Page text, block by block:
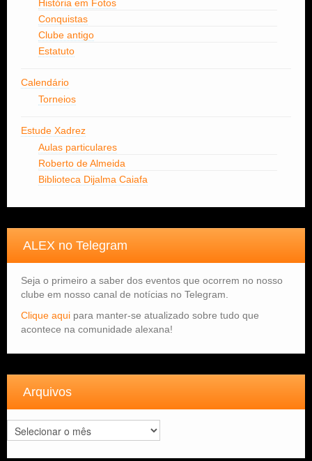
História em Fotos
Conquistas
Clube antigo
Estatuto
Calendário
Torneios
Estude Xadrez
Aulas particulares
Roberto de Almeida
Biblioteca Dijalma Caiafa
ALEX no Telegram
Seja o primeiro a saber dos eventos que ocorrem no nosso
clube em nosso canal de notícias no Telegram.
Clique aqui para manter-se atualizado sobre tudo que
acontece na comunidade alexana!
Arquivos
Arquivos